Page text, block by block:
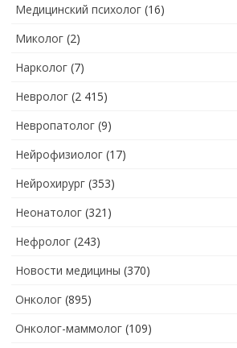
Медицинский психолог (16)
Миколог (2)
Нарколог (7)
Невролог (2 415)
Невропатолог (9)
Нейрофизиолог (17)
Нейрохирург (353)
Неонатолог (321)
Нефролог (243)
Новости медицины (370)
Онколог (895)
Онколог-маммолог (109)